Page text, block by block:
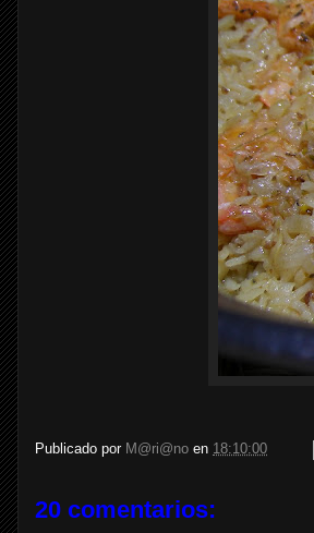
Publicado por M@ri@no en 18:10:00
20 comentarios: